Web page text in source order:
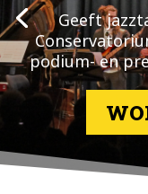
Geeft
podium- en